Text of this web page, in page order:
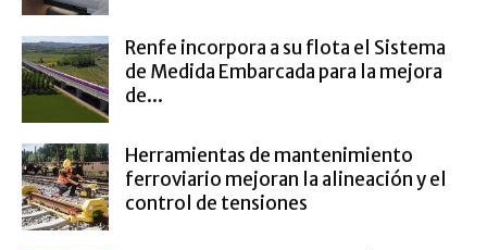
Renfe incorpora a su flota el Sistema
de Medida Embarcada para la mejora
de...
Herramientas de mantenimiento
ferroviario mejoran la alineación y el
control de tensiones